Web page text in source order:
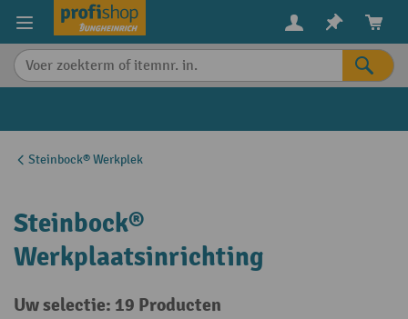
content
Steinbock® Werkplek
Steinbock®
Werkplaatsinrichting
Uw selectie: 19 Producten